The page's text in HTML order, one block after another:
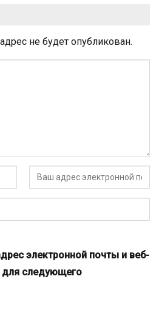
не будет опубликован.
электронной почты и веб-
для следующего